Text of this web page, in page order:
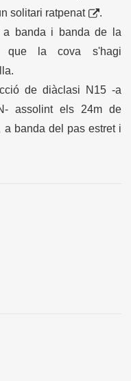
solitari ratpenat
.
a banda i banda de la
que la cova s'hagi
de diàclasi N15 -a
assolint els 24m de
a banda del pas estret i